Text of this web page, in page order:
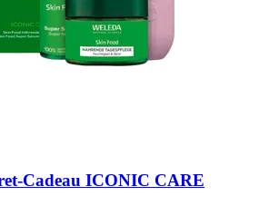
​Cadeau ICONIC CARE